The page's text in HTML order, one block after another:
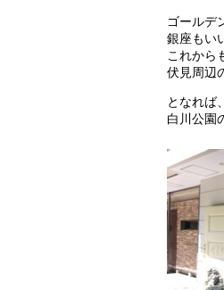
ゴールデ
銀座もい
これから
伏見周辺
となれば
白川公園